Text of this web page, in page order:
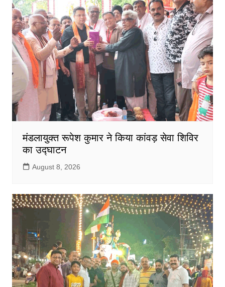
मंडलायुक्त रूपेश कुमार ने किया कांवड़ सेवा शिविर
का उद्घाटन
August 8, 2026